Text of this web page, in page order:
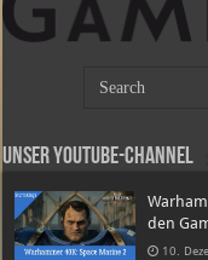
Unser Youtube-Channel
den
10.